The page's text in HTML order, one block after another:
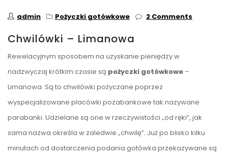
admin Pożyczki gotówkowe 2 Comments
Chwilówki – Limanowa
Rewelacyjnym sposobem na uzyskanie pieniędzy w
nadzwyczaj krótkim czasie są pożyczki gotówkowe –
Limanowa. Są to chwilówki pożyczane poprzez
wyspecjalizowane placówki pozabankowe tak nazywane
parabanki. Udzielane są one w rzeczywistości „od ręki”, jak
sama nazwa określa w zaledwie „chwilę”. Już po blisko kilku
minutach od dostarczenia podania gotówka przekazywane są